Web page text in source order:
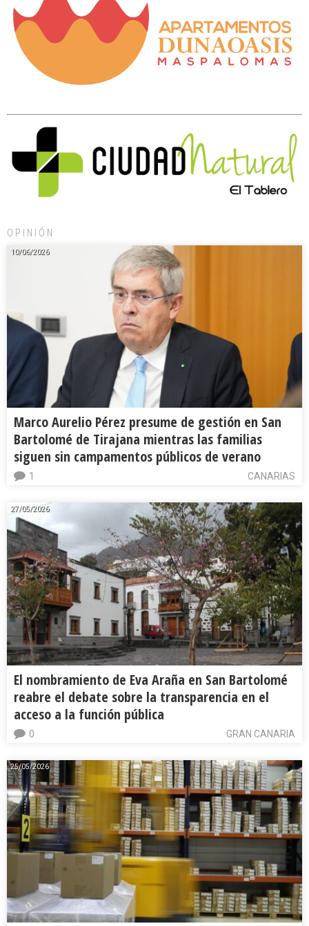
OPINIÓN
10/06/2026
Marco Aurelio Pérez presume de gestión en San
Bartolomé de Tirajana mientras las familias
siguen sin campamentos públicos de verano
CANARIAS
1
27/05/2026
El nombramiento de Eva Araña en San Bartolomé
reabre el debate sobre la transparencia en el
acceso a la función pública
GRAN CANARIA
0
25/05/2026